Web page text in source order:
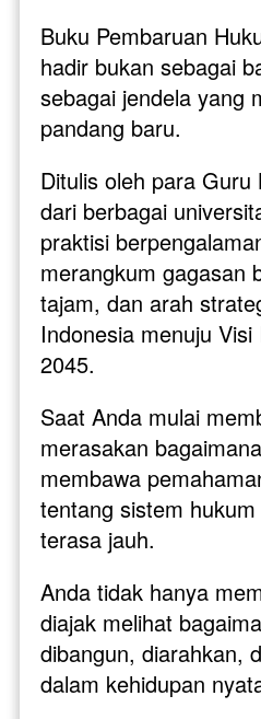
Buku Pembaruan
hadir bukan sebagai
sebagai jendela yang
pandang baru.
Ditulis oleh para
dari berbagai
praktisi
merangkum gagasan
tajam, dan arah
Indonesia menuju
2045.
Saat Anda mulai
merasakan
membawa
tentang sistem
terasa jauh.
Anda tidak hanya
diajak melihat
dibangun, diarahkan,
dalam kehidupan